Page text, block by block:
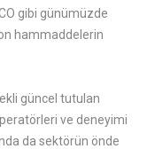
gibi günümüzde
hammaddelerin
güncel tutulan
ve deneyimi
da sektörün önde